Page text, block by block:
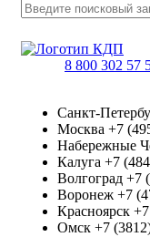
8 800 302 57
Санкт-
Москва +7
Набережные
Калуга +7
Волгоград +7
Воронеж +7
Красноярск
Омск +7